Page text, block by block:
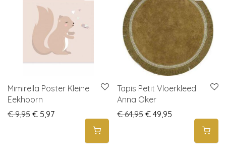
Mimirella Poster Kleine
Eekhoorn
€9,95 Original price was: € 9,95.
€ 5,97Current price is: € 5,97.
Tapis Petit Vloerkleed
Anna Oker
€64,95 Original price was: €
€ 49,95